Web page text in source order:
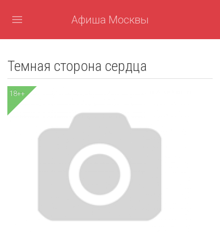
Афиша Москвы
Темная сторона сердца
18++